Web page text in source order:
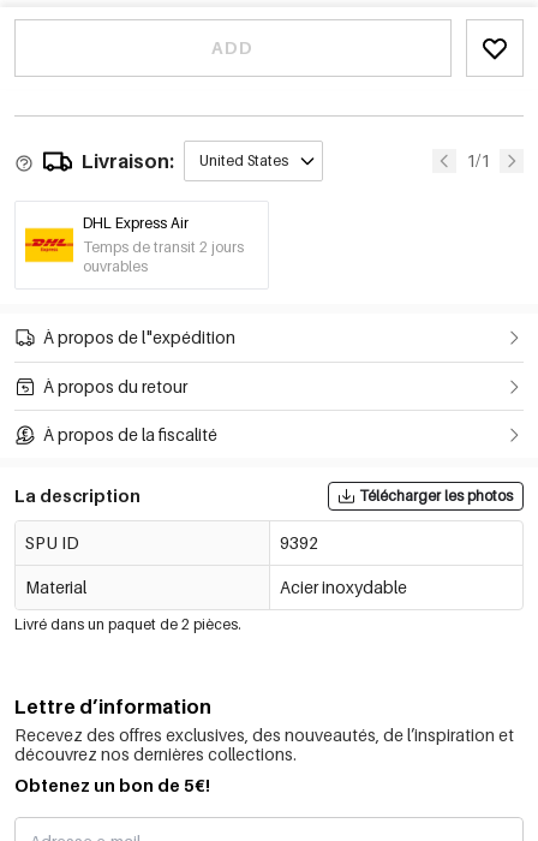
ADD
Livraison: United States 1/1
DHL Express Air
Temps de transit 2 jours
ouvrables
À propos de l"expédition
À propos du retour
À propos de la fiscalité
La description Télécharger les photos
SPU ID 9392
Material Acier inoxydable
Livré dans un paquet de 2 pièces.
Lettre d’information
Recevez des offres exclusives, des nouveautés, de l’inspiration et
découvrez nos dernières collections.
Obtenez un bon de 5€!